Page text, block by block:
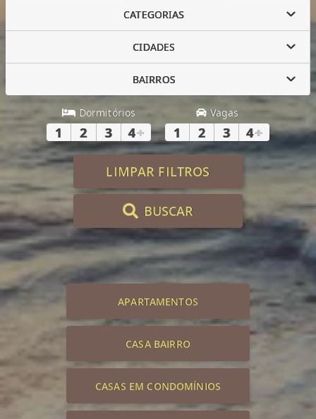
CATEGORIAS
CIDADES
BAIRROS
Dormitórios
1 2 3 4+
Vagas
1 2 3 4+
LIMPAR FILTROS
BUSCAR
APARTAMENTOS
CASA BAIRRO
CASAS EM CONDOMÍNIOS